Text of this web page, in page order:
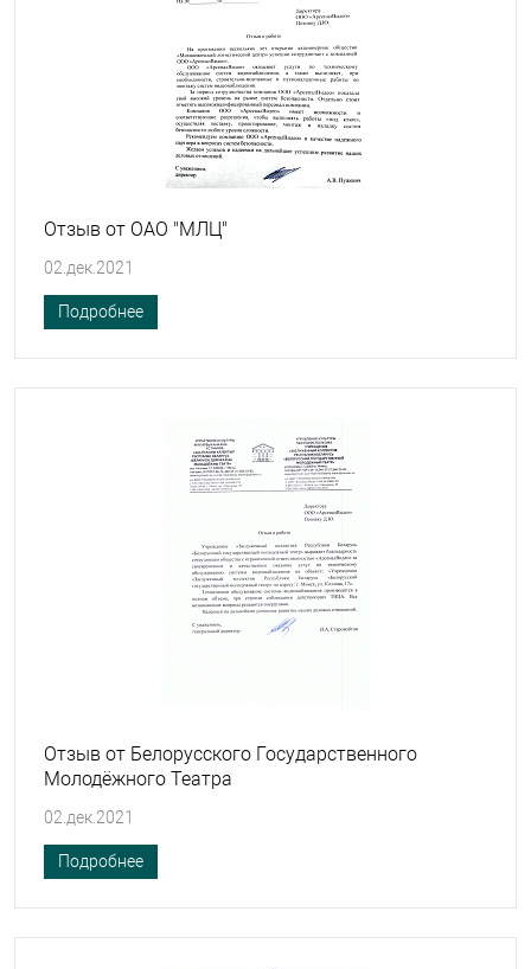
Отзыв от ОАО "МЛЦ"
02.дек.2021
Подробнее
Отзыв от Белорусского Государственного
Молодёжного Театра
02.дек.2021
Подробнее